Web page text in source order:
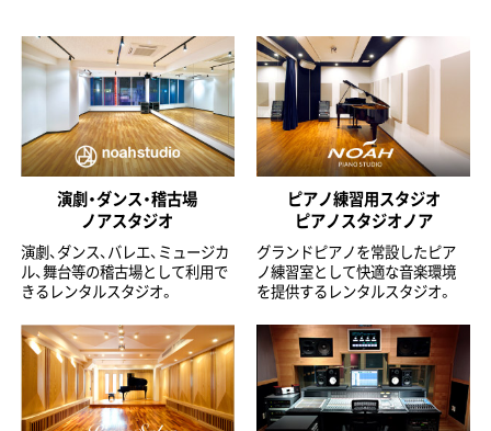
演劇・ダンス・稽古場
ノアスタジオ
演劇、ダンス、バレエ、ミュージカ
ル、舞台等の稽古場として利用で
きるレンタルスタジオ。
ピアノ練習用スタジオ
ピアノスタジオノア
グランドピアノを常設したピア
ノ練習室として快適な音楽環境
を提供するレンタルスタジオ。